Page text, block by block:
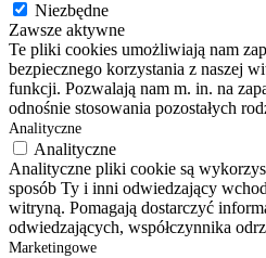
Niezbędne
Zawsze aktywne
Te pliki cookies umożliwiają nam
bezpiecznego korzystania z naszej
funkcji. Pozwalają nam m. in. na
odnośnie stosowania pozostałych
Analityczne
Analityczne
Analityczne pliki cookie są
sposób Ty i inni odwiedzający
witryną. Pomagają dostarczyć
odwiedzających, współczynnika
Marketingowe